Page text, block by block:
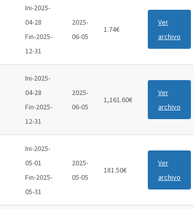
Ini-2025-
04-28
Fin-2025-
12-31
2025-
06-05
1.74€
Ver
archivo
Ini-2025-
04-28
Fin-2025-
12-31
2025-
06-05
1,161.60€
Ver
archivo
Ini-2025-
05-01
Fin-2025-
05-31
2025-
05-05
181.50€
Ver
archivo